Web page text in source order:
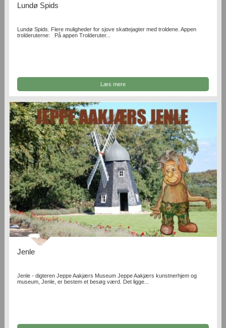
Lundø Spids
Lundø Spids. Flere muligheder for sjove skattejagter med troldene. Appen
trolderuterne: På appen Trolderuter...
Læs mere
Jenle
Jenle - digteren Jeppe Aakjærs Museum Jeppe Aakjærs kunstnerhjem og
museum, Jenle, er bestem et besøg værd. Det ligge...